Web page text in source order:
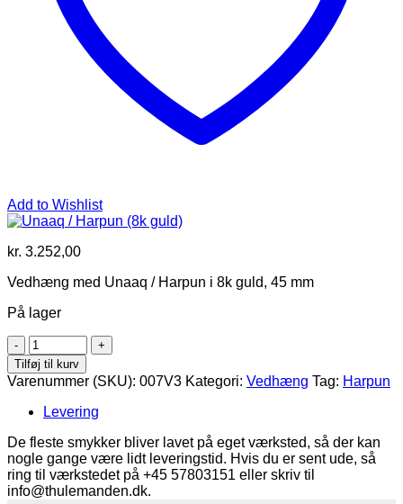
Add to Wishlist
kr. 3.252,00
Vedhæng med Unaaq / Harpun i 8k guld, 45 mm
På lager
Unaaq
/
Harpun
(8k
guld)
antal
Tilføj til kurv
Varenummer (SKU): 007V3 Kategori: Vedhæng Tag: Harpun
Levering
De fleste smykker bliver lavet på eget værksted, så der kan
nogle gange være lidt leveringstid. Hvis du er sent ude, så
ring til værkstedet på +45 57803151 eller skriv til
info@thulemanden.dk.